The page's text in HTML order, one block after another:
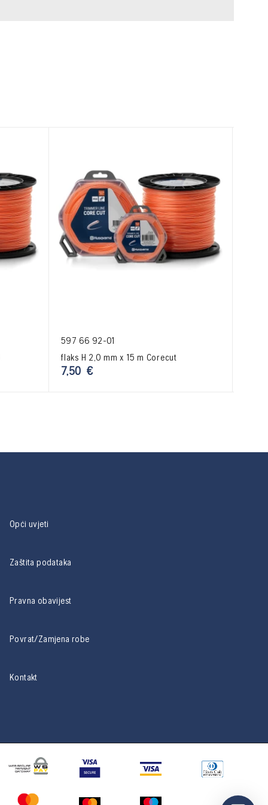
597 66 92-01
flaks H 2,0 mm x 15 m Corecut
7,50 €
Opći uvjeti
Zaštita podataka
Pravna obavijest
Povrat/Zamjena robe
Kontakt